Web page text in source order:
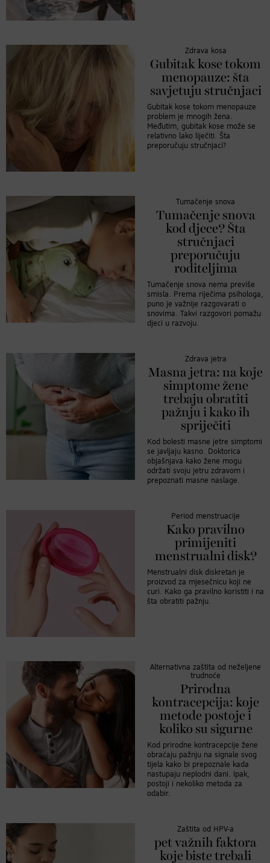
Zdrava kosa
Gubitak kose tokom
menopauze: šta
savjetuju stručnjaci
Gubitak kose tokom menopauze
problem je mnogih žena.
Međutim, gubitak kose može se
relativno lako liječiti. Šta
preporučuju stručnjaci?
Tumačenje snova
Tumačenje snova
kod djece? Šta
stručnjaci
preporučuju
roditeljima
Tumačenje snova nema previše
smisla. Prema riječima psihologa,
puno je važnije razgovarati o
snovima. Takvi razgovori pomažu
djeci u razvoju.
Zdrava jetra
Masna jetra: na koje
simptome žene
trebaju obratiti
pažnju i kako ih
spriječiti
Kod bolesti masne jetre simptomi
se javljaju kasno. Doktorica
objašnjava kako žene mogu
održati svoju jetru zdravom i
prepoznati masne naslage.
Period menstruacije
Kako pravilno
primijeniti
menstrualni disk?
Menstrualni disk diskretan je
proizvod za mjesečnicu koji ne
curi. Kako ga pravilno koristiti i na
šta obratiti pažnju.
Alternativna zaštita od neželjene
trudnoće
Prirodna
kontracepcija: koje
metode postoje i
koliko su sigurne
Kod prirodne kontracepcije žene
obraćaju pažnju na signale svog
tijela kako bi prepoznale kada
nastupaju neplodni dani. Ipak,
postoji i nekoliko metoda za
odabir.
Zaštita od HPV-a
pet važnih faktora
koje biste trebali